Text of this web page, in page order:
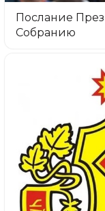
Послание
Собранию